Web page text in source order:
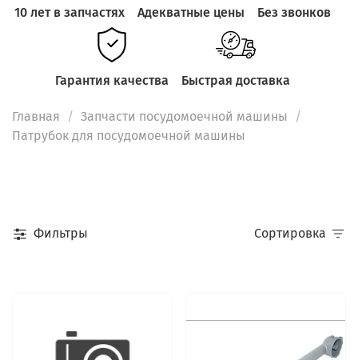
10 лет в запчастях Адекватные цены Без звонков
Гарантия качества Быстрая доставка
Главная
Запчасти посудомоечной машины
Патрубок для посудомоечной машины
Фильтры Сортировка